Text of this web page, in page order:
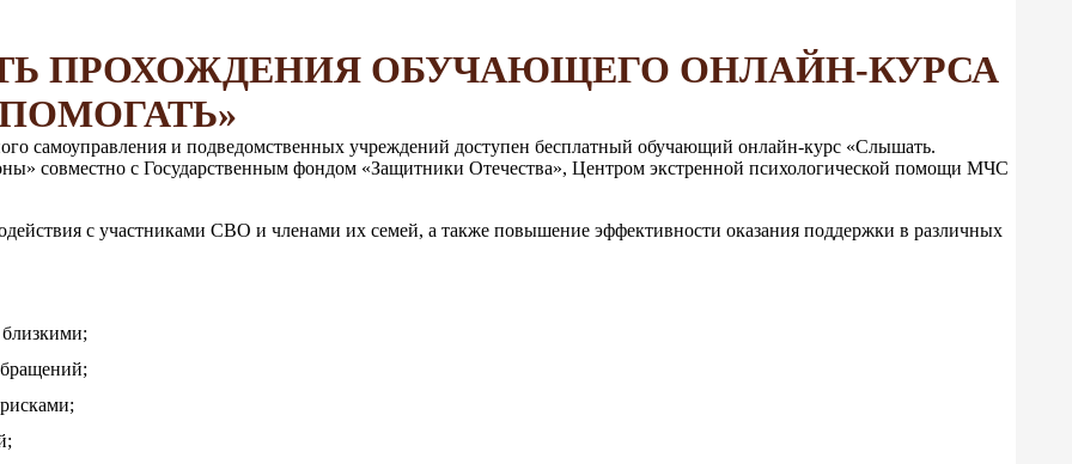
ПРОХОЖДЕНИЯ ОБУЧАЮЩЕГО ОНЛАЙН-КУРСА
самоуправления и подведомственных учреждений доступен бесплатный обучающий онлайн-курс «Слышать.
совместно с Государственным фондом «Защитники Отечества», Центром экстренной психологической помощи МЧС
с участниками СВО и членами их семей, а также повышение эффективности оказания поддержки в различных